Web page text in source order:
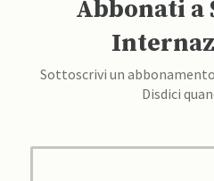
Abbonati a
Sottoscrivi un
Disdici